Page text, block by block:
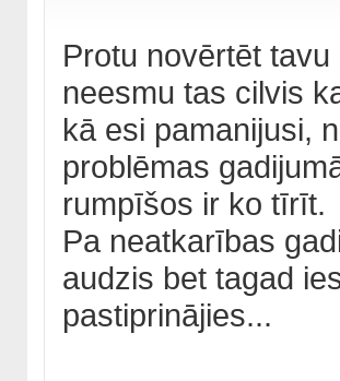
Protu novērtēt
neesmu tas cilvis
kā esi pamanijusi,
problēmas
rumpīšos ir ko tīrīt.
Pa neatkarības
audzis bet tagad
pastiprinājies...